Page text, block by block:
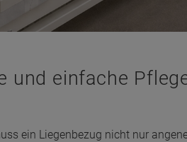
und einfache
ein Liegenbezug nicht nur